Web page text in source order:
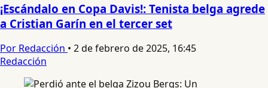
¡Escándalo en Copa Davis!: Tenista belga agrede
a Cristian Garín en el tercer set
Por Redacción • 2 de febrero de 2025, 16:45
Redacción